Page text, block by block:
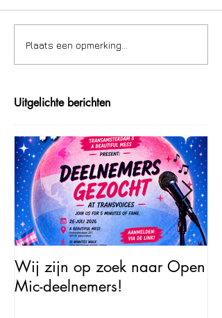
Plaats een opmerking...
Uitgelichte berichten
Wij zijn op zoek naar Open
Mic-deelnemers!